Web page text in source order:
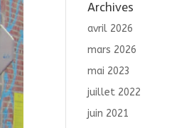
Archives
avril 2026
mars 2026
mai 2023
juillet 2022
juin 2021